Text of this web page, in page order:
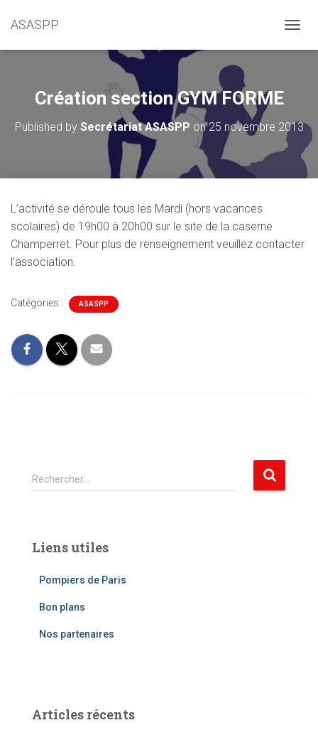
ASASPP
Création section GYM FORME
Published by Secrétariat ASASPP on25 novembre 2013
L’activité se déroule tous les Mardi (hors vacances
scolaires) de 19h00 à 20h00 sur le site de la caserne
Champerret. Pour plus de renseignement veuillez contacter
l’association.
Catégories : ASASPP
R
e
r
Rechercher…
Liens utiles
Pompiers de Paris
Bon plans
Nos partenaires
Articles récents